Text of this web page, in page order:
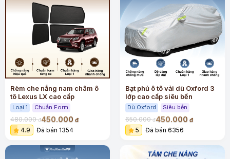
Rèm che nắng nam châm ô
tô Lexus LX cao cấp
Loại 1 Chuẩn Form
480.000đ450.000 đ
4.9 Đã bán 1354
Bạt phủ ô tô vải dù Oxford 3
lớp cao cấp siêu bền
Dù Oxford Siêu bền
650.000đ450.000 đ
5 Đã bán 6356